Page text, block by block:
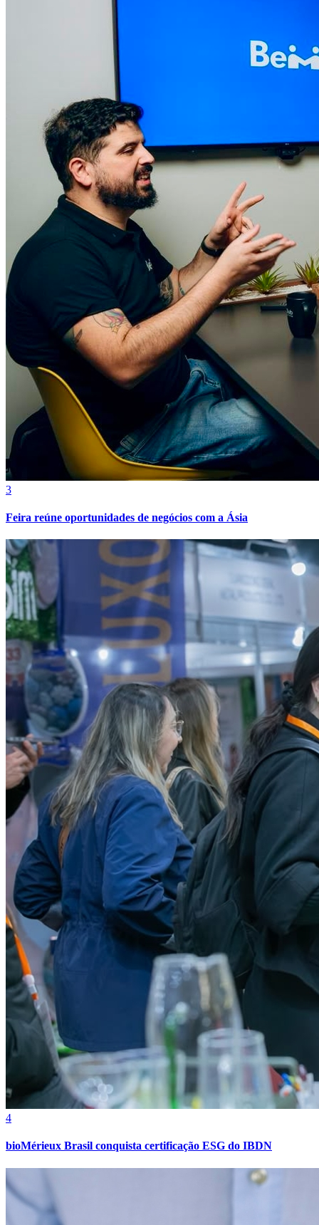
Atlético-MG
Cruzeiro
Bahia
3
Feira reúne oportunidades de negócios com a Ásia
4
bioMérieux Brasil conquista certificação ESG do IBDN